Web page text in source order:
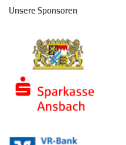
Unsere Sponsoren